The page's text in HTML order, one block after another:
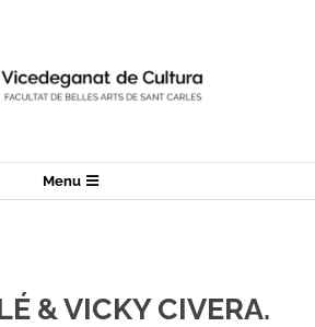
Menu
& VICKY CIVERA.